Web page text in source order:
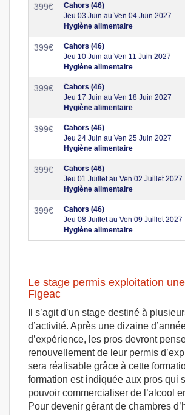
399€
Cahors (46)
Jeu 03 Juin au Ven 04 Juin 2027
Hygiène alimentaire
399€
Cahors (46)
Jeu 10 Juin au Ven 11 Juin 2027
Hygiène alimentaire
399€
Cahors (46)
Jeu 17 Juin au Ven 18 Juin 2027
Hygiène alimentaire
399€
Cahors (46)
Jeu 24 Juin au Ven 25 Juin 2027
Hygiène alimentaire
399€
Cahors (46)
Jeu 01 Juillet au Ven 02 Juillet 2027
Hygiène alimentaire
399€
Cahors (46)
Jeu 08 Juillet au Ven 09 Juillet 2027
Hygiène alimentaire
Le stage permis exploitation
Figeac
Il s’agit d’un stage destiné à
d’activité. Après une dizaine
d’expérience, les pros devront
renouvellement de leur permis
sera réalisable grâce à cette
formation est indiquée aux pros qui
pouvoir commercialiser de l’alcool
Pour devenir gérant de chambres